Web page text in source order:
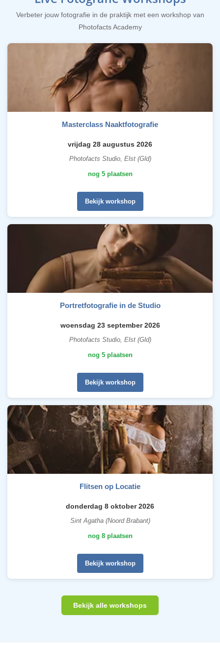
Verbeter jouw fotografie in de praktijk met een workshop van
Photofacts Academy
Masterclass Naaktfotografie
vrijdag 28 augustus 2026
Photofacts Studio, Elst (Gld)
nog 5 plaatsen
Bekijk workshop
Portretfotografie in de Studio
woensdag 23 september 2026
Photofacts Studio, Elst (Gld)
nog 5 plaatsen
Bekijk workshop
Flitsen op Locatie
donderdag 8 oktober 2026
Sint Agatha (Noord Brabant)
nog 8 plaatsen
Bekijk workshop
Bekijk alle workshops